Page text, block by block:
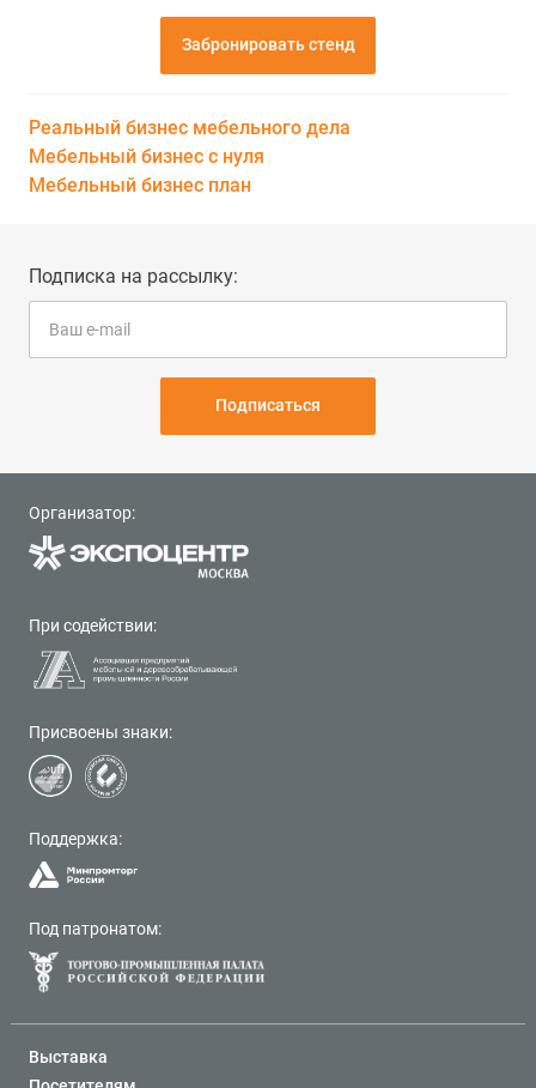
Забронировать стенд
Реальный бизнес мебельного дела
Мебельный бизнес с нуля
Мебельный бизнес план
Подписка на рассылку:
Подписаться
Организатор:
При содействии:
Присвоены знаки:
Поддержка:
Под патронатом:
Выставка